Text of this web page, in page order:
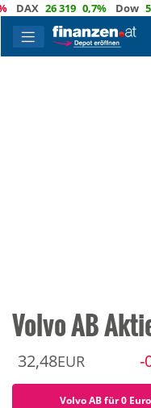
DAX 26 319 0,7% Dow 54
Volvo AB
32,48EUR -
Volvo AB für 0